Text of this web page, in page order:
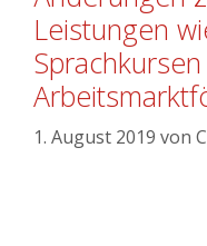
Leistungen
1. August 2019 von